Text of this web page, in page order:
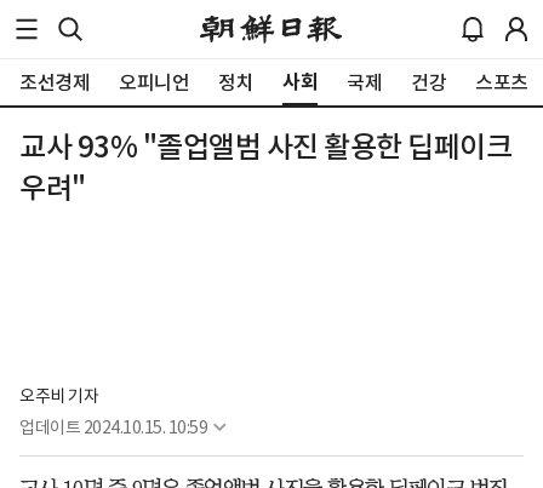
조선경제 오피니언 정치 사회 국제 건강 스포츠
교사 93% "졸업앨범 사진 활용한 딥페이크
우려"
오주비 기자
업데이트 2024.10.15. 10:59